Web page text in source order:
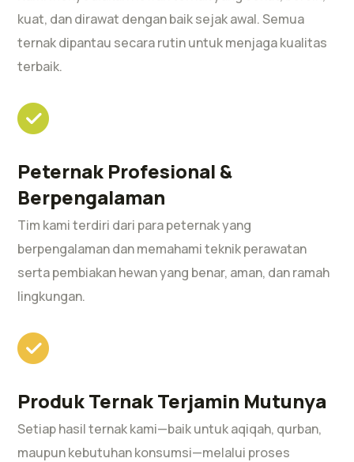
kuat, dan dirawat dengan baik sejak awal. Semua
ternak dipantau secara rutin untuk menjaga kualitas
terbaik.
Peternak Profesional &
Berpengalaman
Tim kami terdiri dari para peternak yang
berpengalaman dan memahami teknik perawatan
serta pembiakan hewan yang benar, aman, dan ramah
lingkungan.
Produk Ternak Terjamin Mutunya
Setiap hasil ternak kami—baik untuk aqiqah, qurban,
maupun kebutuhan konsumsi—melalui proses